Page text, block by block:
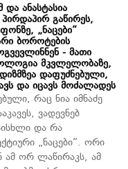
და ანასტასია
გაწირეს,
„ნაცები“
ბოროტების
- მათი
მკვლელობაზე,
დაფუძნებული,
და იცავს მოძალადეს
რაც ნია იმნაძე
ვადევნებ
და რა
„ნაცები“. ორი
ამ ორ ლაწირაკს, ამ